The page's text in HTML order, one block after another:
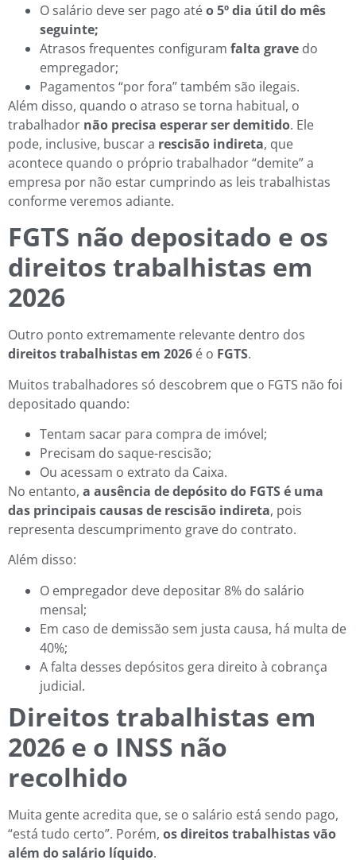
O salário deve ser pago atéo 5º dia útil do mês
seguinte;
Atrasos frequentes configuram falta grave do
empregador;
Pagamentos “por fora” também são ilegais.
Além disso, quando o atraso se torna habitual, o
trabalhador não precisa esperar ser demitido. Ele
pode, inclusive, buscar a rescisão indireta, que
acontece quando o próprio trabalhador “demite” a
empresa por não estar cumprindo as leis trabalhistas
conforme veremos adiante.
FGTS não depositado e os
direitos trabalhistas em
2026
Outro ponto extremamente relevante dentro dos
direitos trabalhistas em 2026 é o FGTS.
Muitos trabalhadores só descobrem que o FGTS não foi
depositado quando:
Tentam sacar para compra de imóvel;
Precisam do saque-rescisão;
Ou acessam o extrato da Caixa.
No entanto, a ausência de depósito do FGTS é uma
das principais causas de rescisão indireta, pois
representa descumprimento grave do contrato.
Além disso:
O empregador deve depositar 8% do salário
mensal;
Em caso de demissão sem justa causa, há multa de
40%;
A falta desses depósitos gera direito à cobrança
judicial.
Direitos trabalhistas em
2026 e o INSS não
recolhido
Muita gente acredita que, se o salário está sendo pago,
“está tudo certo”. Porém, os direitos trabalhistas vão
além do salário líquido.